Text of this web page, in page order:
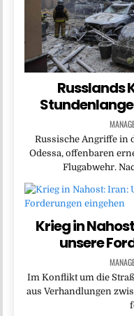
Russlands
Russische Angriffe in
Odessa, offenbaren
Flugabwehr.
Krieg in
unsere
Im Konflikt um die
aus Verhandlungen